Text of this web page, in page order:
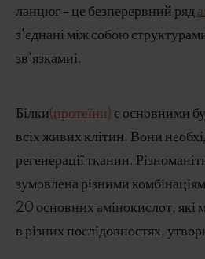
ланцюг - це безперервний ряд
з'єднані між собою
зв'язкамиі.
Білки(протеїни) є основними
всіх живих клітин. Вони
регенерації тканин.
зумовлена різними
20 основних амінокислот, які
в різних послідовностях,